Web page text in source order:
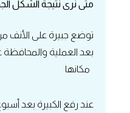
‏متى نرى نتيجة الشكل
توضع جبيرة على الأنف
بعد العملية
‏عند رفع الكبيرة بعد